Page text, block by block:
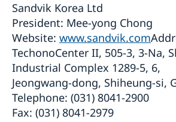
Sandvik Korea Ltd
President: Mee-yong Chong
Website: www.sandvik.com
TechonoCenter II, 505-3, 3-Na,
Industrial Complex 1289-5, 6,
Jeongwang-dong, Shiheung-si,
Telephone: (031) 8041-2900
Fax: (031) 8041-2979